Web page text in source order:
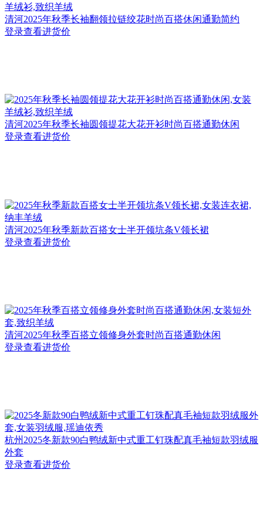
清河2025年秋季长袖翻领拉链绞花时尚百搭休闲通勤简约
登录查看进货价
清河2025年秋季长袖圆领提花大花开衫时尚百搭通勤休闲
登录查看进货价
清河2025年秋季新款百搭女士半开领坑条V领长裙
登录查看进货价
清河2025年秋季百搭立领修身外套时尚百搭通勤休闲
登录查看进货价
杭州 2025冬新款90白鸭绒新中式重工钉珠配真毛袖短款羽绒服
外套
登录查看进货价